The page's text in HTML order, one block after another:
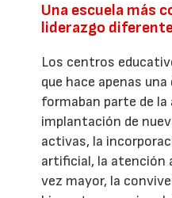
Una escuela más
liderazgo
Los centros
que hace apenas una
formaban parte de la
implantación de
activas, la
artificial, la atención
vez mayor, la